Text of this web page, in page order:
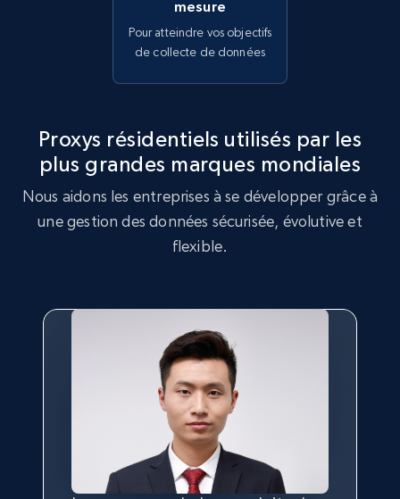
mesure
Pour atteindre vos objectifs
de collecte de données
Proxys résidentiels utilisés par les
plus grandes marques mondiales
Nous aidons les entreprises à se développer grâce à
une gestion des données sécurisée, évolutive et
flexible.